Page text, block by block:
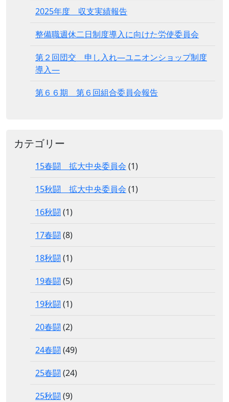
2025年度 収支実績報告
整備職週休二日制度導入に向けた労使委員会
第２回団交 申し入れ―ユニオンショップ制度
導入―
第６６期 第６回組合委員会報告
カテゴリー
15春闘 拡大中央委員会 (1)
15秋闘 拡大中央委員会 (1)
16秋闘 (1)
17春闘 (8)
18秋闘 (1)
19春闘 (5)
19秋闘 (1)
20春闘 (2)
24春闘 (49)
25春闘 (24)
25秋闘 (9)